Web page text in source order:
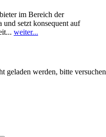
im Bereich der
und setzt konsequent auf
weiter...
geladen werden, bitte versuchen